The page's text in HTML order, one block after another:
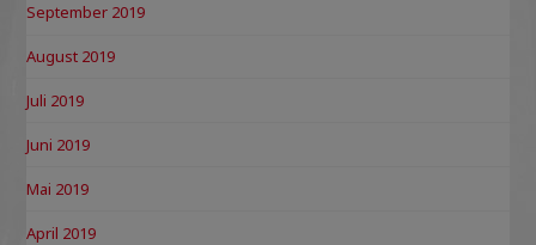
September 2019
August 2019
Juli 2019
Juni 2019
Mai 2019
April 2019